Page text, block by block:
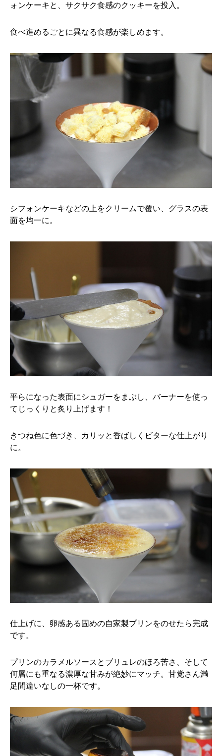
ォンケーキと、サクサク食感のクッキーを投入。
食べ進めるごとに異なる食感が楽しめます。
シフォンケーキなどの上をクリームで覆い、グラスの表
面を均一に。
平らになった表面にシュガーをまぶし、バーナーを使っ
てじっくりと炙り上げます！
きつね色に色づき、カリッと香ばしくビターな仕上がり
に。
仕上げに、卵感ある固めの自家製プリンをのせたら完成
です。
プリンのカラメルソースとブリュレのほろ苦さ、そして
何層にも重なる濃厚な甘みが絶妙にマッチ。甘党さん満
足間違いなしの一杯です。